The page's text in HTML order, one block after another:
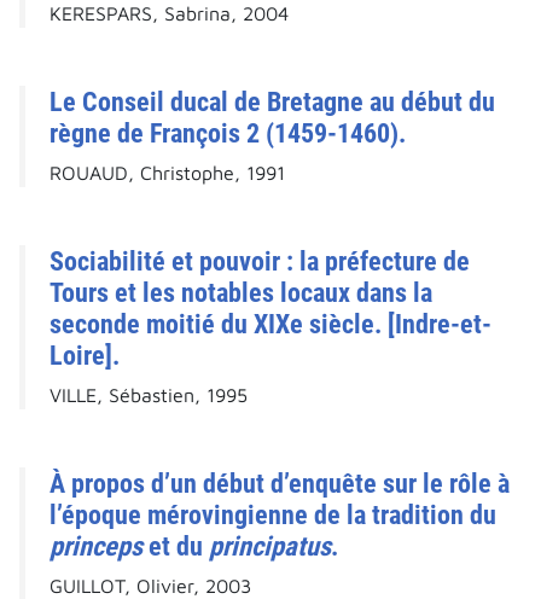
KERESPARS, Sabrina, 2004
Le Conseil ducal de Bretagne au début du
règne de François 2 (1459-1460).
ROUAUD, Christophe, 1991
Sociabilité et pouvoir : la préfecture de
Tours et les notables locaux dans la
seconde moitié du XIXe siècle. [Indre-et-
Loire].
VILLE, Sébastien, 1995
À propos d’un début d’enquête sur le rôle à
l’époque mérovingienne de la tradition du
princepset du principatus.
GUILLOT, Olivier, 2003